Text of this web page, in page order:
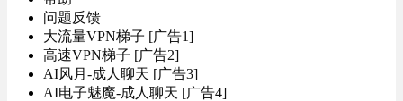
问题反馈
大流量VPN梯子 [广告1]
高速VPN梯子 [广告2]
AI风月-成人聊天 [广告3]
AI电子魅魔-成人聊天 [广告4]